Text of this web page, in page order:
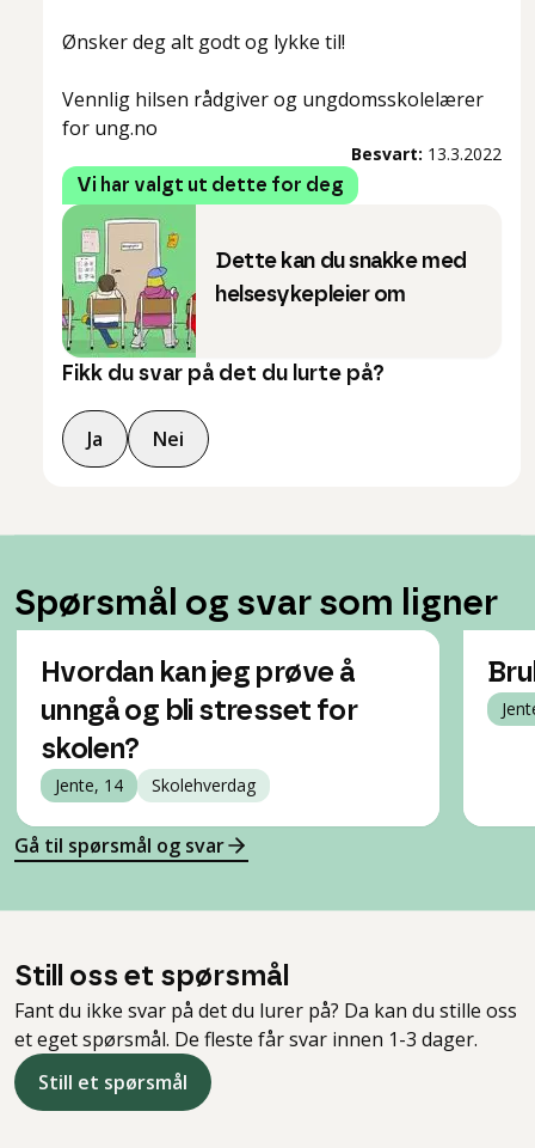
Ønsker deg alt godt og lykke til!
Vennlig hilsen rådgiver og ungdomsskolelærer
for ung.no
Besvart: 13.3.2022
Vi har valgt ut dette for deg
Dette kan du snakke med
helsesykepleier om
Fikk du svar på det du lurte på?
Ja Nei
Spørsmål og svar som ligner
Hvordan kan jeg prøve å
unngå og bli stresset for
skolen?
Jente, 14 Skolehverdag
Gå til spørsmål og svar
Still oss et spørsmål
Fant du ikke svar på det du lurer på? Da kan du stille oss
et eget spørsmål. De fleste får svar innen 1-3 dager.
Still et spørsmål